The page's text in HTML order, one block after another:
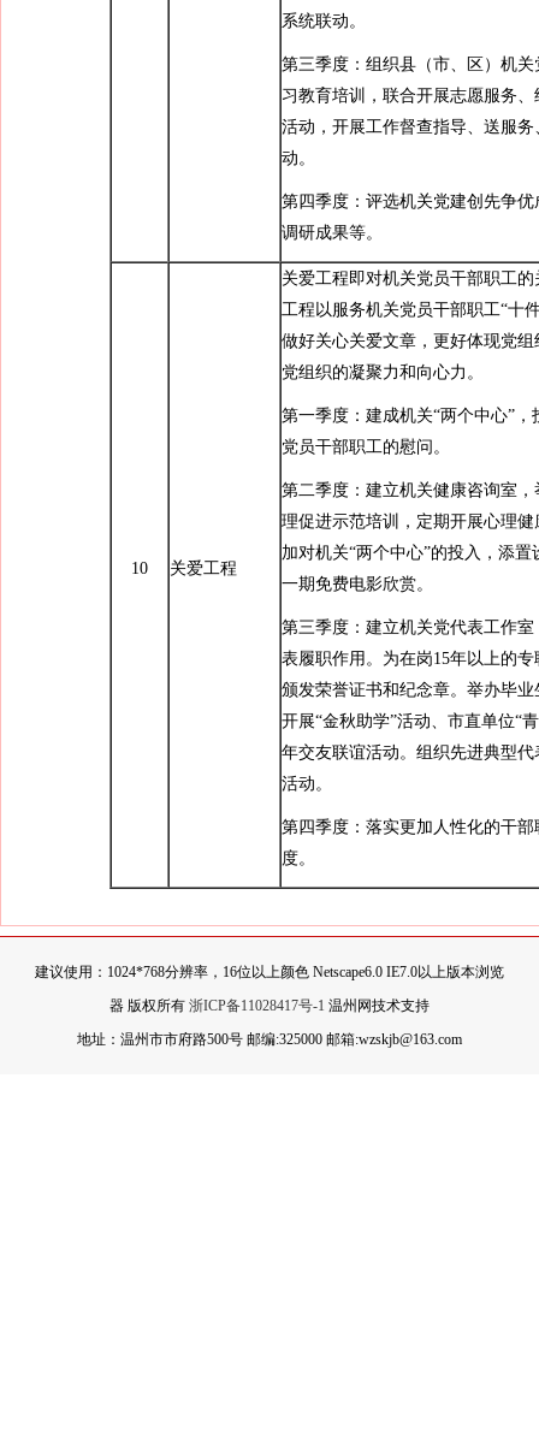
系统联动。
第三季度：组织县（市、区）机
习教育培训，联合开展志愿服务
活动，开展工作督查指导、送服
动。
第四季度：评选机关党建创先争
调研成果等。
10 关爱工程
关爱工程即对机关党员干部职工
工程以服务机关党员干部职工“十
做好关心关爱文章，更好体现党
党组织的凝聚力和向心力。
第一季度：建成机关“两个中心”，
党员干部职工的慰问。
第二季度：建立机关健康咨询室
理促进示范培训，定期开展心理
加对机关“两个中心”的投入，添置
一期免费电影欣赏。
第三季度：建立机关党代表工作
表履职作用。为在岗15年以上的
颁发荣誉证书和纪念章。举办毕
开展“金秋助学”活动、市直单位“
年交友联谊活动。组织先进典型
活动。
第四季度：落实更加人性化的干
度。
建议使用：1024*768分辨率，16位以上颜色 Netscape6.0 IE7.0以上版本浏览
器 版权所有 浙ICP备11028417号-1 温州网技术支持
地址：温州市市府路500号 邮编:325000 邮箱:wzskjb@163.com